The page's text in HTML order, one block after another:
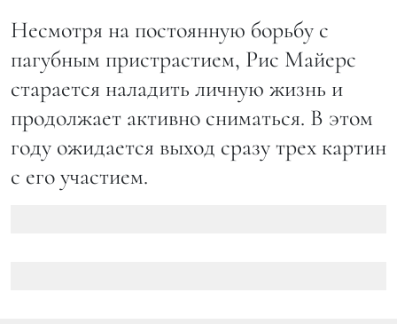
Несмотря на постоянную борьбу с
пагубным пристрастием, Рис Майерс
старается наладить личную жизнь и
продолжает активно сниматься. В этом
году ожидается выход сразу трех картин
с его участием.